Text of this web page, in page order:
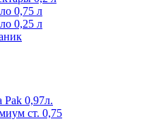
0,75 л
0,25 л
Pak 0,97л.
ст. 0,75